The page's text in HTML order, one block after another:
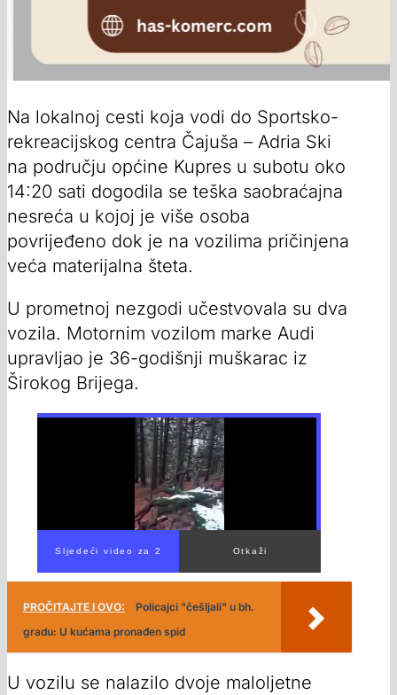
Na lokalnoj cesti koja vodi do Sportsko-
rekreacijskog centra Čajuša – Adria Ski
na području općine Kupres u subotu oko
14:20 sati dogodila se teška saobraćajna
nesreća u kojoj je više osoba
povrijeđeno dok je na vozilima pričinjena
veća materijalna šteta.
U prometnoj nezgodi učestvovala su dva
vozila. Motornim vozilom marke Audi
upravljao je 36-godišnji muškarac iz
Širokog Brijega.
00:00 02:33
PROČITAJTE I OVO:
Policajci "češljali" u bh.
gradu: U kućama pronađen spid
U vozilu se nalazilo dvoje maloljetne